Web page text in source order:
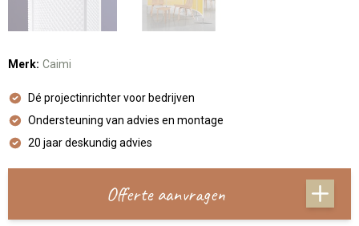
Merk: Caimi
Dé projectinrichter voor bedrijven
Ondersteuning van advies en montage
20 jaar deskundig advies
Offerte aanvragen